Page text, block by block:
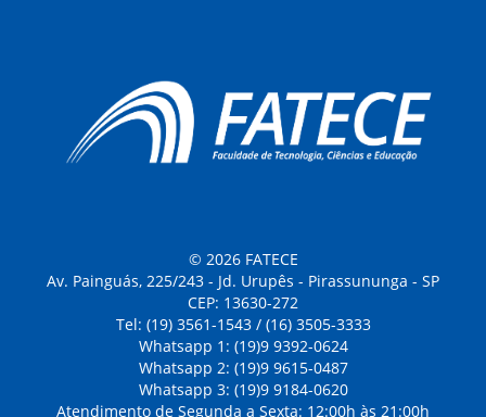
© 2026 FATECE
Av. Painguás, 225/243 - Jd. Urupês - Pirassununga - SP
CEP: 13630-272
Tel: (19) 3561-1543 / (16) 3505-3333
Whatsapp 1: (19)9 9392-0624
Whatsapp 2: (19)9 9615-0487
Whatsapp 3: (19)9 9184-0620
Atendimento de Segunda a Sexta: 12:00h às 21:00h